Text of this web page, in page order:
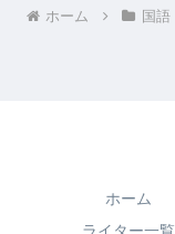
ホーム 国語
ホーム